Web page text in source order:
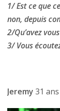
1/ Est ce que
non, depuis
2/Qu’avez
3/ Vous
Jeremy 31 ans